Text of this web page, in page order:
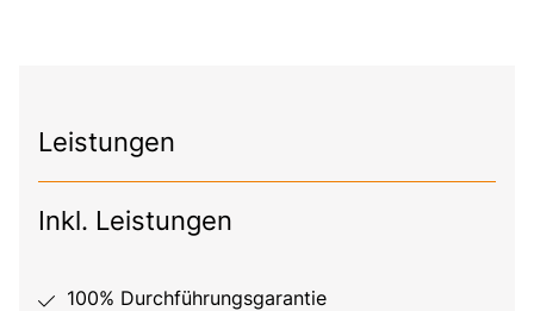
Leistungen
Inkl. Leistungen
100% Durchführungsgarantie